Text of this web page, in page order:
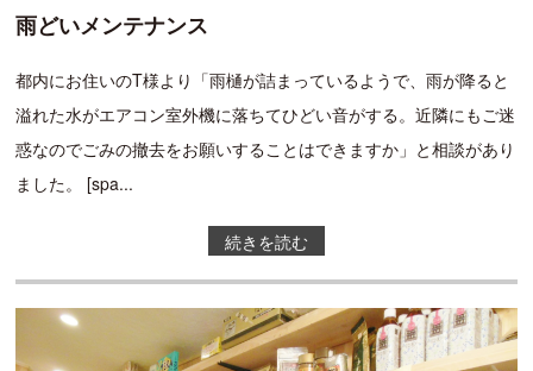
雨どいメンテナンス
都内にお住いのT様より「雨樋が詰まっているようで、雨が降ると
溢れた水がエアコン室外機に落ちてひどい音がする。近隣にもご迷
惑なのでごみの撤去をお願いすることはできますか」と相談があり
ました。 [spa...
続きを読む